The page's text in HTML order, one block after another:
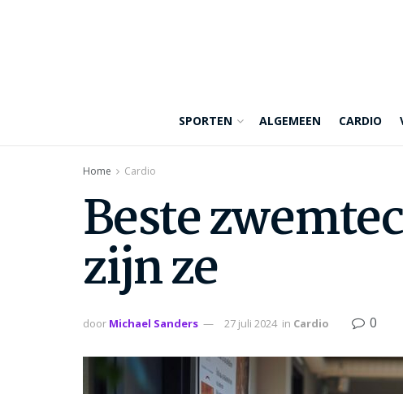
SPORTEN ALGEMEEN CARDIO
Home Cardio
Beste
zijn ze
door Michael Sanders 27 juli 2024 in Cardio 0